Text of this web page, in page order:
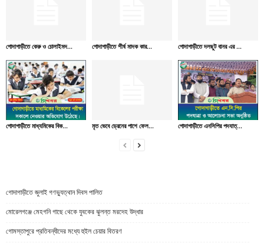
গোদাগাড়ীতে কেরু ও চোলাইমদ... গোদাগাড়ীতে শীর্ষ মাদক কার... গোদাগাড়ীতে দলছুট বানর এর ...
গোদাগাড়ীতে মাধ্যমিকের বিক... মৃত ভেবে ড্রেনের পাশে ফেল... গোদাগাড়ীতে এনসিপির পদযাত্...
গোদাগাড়ীতে জুলাই গণভ্যুত্থান দিবস পালিত
মোরেলগঞ্জে মেহগনি গাছে থেকে যুবকের ঝুলন্ত মরদেহ উদ্ধার
গোমস্তাপুরে প্রতিবন্ধীদের মধ্যে হুইল চেয়ার বিতরণ